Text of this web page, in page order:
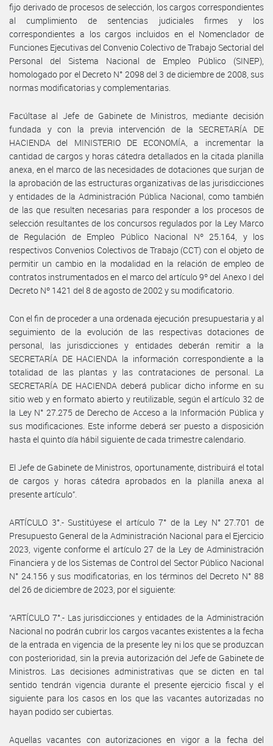
fijo derivado de procesos de selección, los cargos correspondientes
al cumplimiento de sentencias judiciales firmes y los
correspondientes a los cargos incluidos en el Nomenclador de
Funciones Ejecutivas del Convenio Colectivo de Trabajo Sectorial del
Personal del Sistema Nacional de Empleo Público (SINEP),
homologado por el Decreto N° 2098 del 3 de diciembre de 2008, sus
normas modificatorias y complementarias.
Facúltase al Jefe de Gabinete de Ministros, mediante decisión
fundada y con la previa intervención de la SECRETARÍA DE
HACIENDA del MINISTERIO DE ECONOMÍA, a incrementar la
cantidad de cargos y horas cátedra detallados en la citada planilla
anexa, en el marco de las necesidades de dotaciones que surjan de
la aprobación de las estructuras organizativas de las jurisdicciones
y entidades de la Administración Pública Nacional, como también
de las que resulten necesarias para responder a los procesos de
selección resultantes de los concursos regulados por la Ley Marco
de Regulación de Empleo Público Nacional Nº 25.164, y los
respectivos Convenios Colectivos de Trabajo (CCT) con el objeto de
permitir un cambio en la modalidad en la relación de empleo de
contratos instrumentados en el marco del artículo 9º del Anexo I del
Decreto Nº 1421 del 8 de agosto de 2002 y su modificatorio.
Con el fin de proceder a una ordenada ejecución presupuestaria y al
seguimiento de la evolución de las respectivas dotaciones de
personal, las jurisdicciones y entidades deberán remitir a la
SECRETARÍA DE HACIENDA la información correspondiente a la
totalidad de las plantas y las contrataciones de personal. La
SECRETARÍA DE HACIENDA deberá publicar dicho informe en su
sitio web y en formato abierto y reutilizable, según el artículo 32 de
la Ley N° 27.275 de Derecho de Acceso a la Información Pública y
sus modificaciones. Este informe deberá ser puesto a disposición
hasta el quinto día hábil siguiente de cada trimestre calendario.
El Jefe de Gabinete de Ministros, oportunamente, distribuirá el total
de cargos y horas cátedra aprobados en la planilla anexa al
presente artículo”.
ARTÍCULO 3°.- Sustitúyese el artículo 7° de la Ley N° 27.701 de
Presupuesto General de la Administración Nacional para el Ejercicio
2023, vigente conforme el artículo 27 de la Ley de Administración
Financiera y de los Sistemas de Control del Sector Público Nacional
N° 24.156 y sus modificatorias, en los términos del Decreto N° 88
del 26 de diciembre de 2023, por el siguiente:
“ARTÍCULO 7°.- Las jurisdicciones y entidades de la Administración
Nacional no podrán cubrir los cargos vacantes existentes a la fecha
de la entrada en vigencia de la presente ley ni los que se produzcan
con posterioridad, sin la previa autorización del Jefe de Gabinete de
Ministros. Las decisiones administrativas que se dicten en tal
sentido tendrán vigencia durante el presente ejercicio fiscal y el
siguiente para los casos en los que las vacantes autorizadas no
hayan podido ser cubiertas.
Aquellas vacantes con autorizaciones en vigor a la fecha del